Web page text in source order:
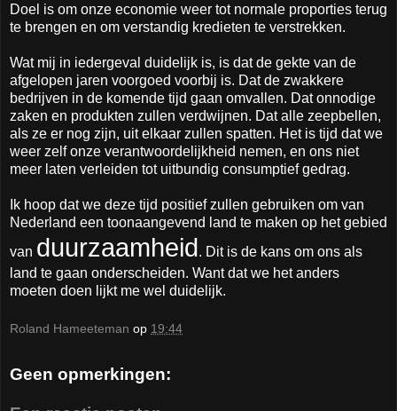
Doel is om onze economie weer tot normale proporties terug
te brengen en om verstandig kredieten te verstrekken.
Wat mij in iedergeval duidelijk is, is dat de gekte van de
afgelopen jaren voorgoed voorbij is. Dat de zwakkere
bedrijven in de komende tijd gaan omvallen. Dat onnodige
zaken en produkten zullen verdwijnen. Dat alle zeepbellen,
als ze er nog zijn, uit elkaar zullen spatten. Het is tijd dat we
weer zelf onze verantwoordelijkheid nemen, en ons niet
meer laten verleiden tot uitbundig consumptief gedrag.
Ik hoop dat we deze tijd positief zullen gebruiken om van
Nederland een toonaangevend land te maken op het gebied
van duurzaamheid. Dit is de kans om ons als
land te gaan onderscheiden. Want dat we het anders
moeten doen lijkt me wel duidelijk.
Roland Hameeteman op 19:44
Geen opmerkingen: